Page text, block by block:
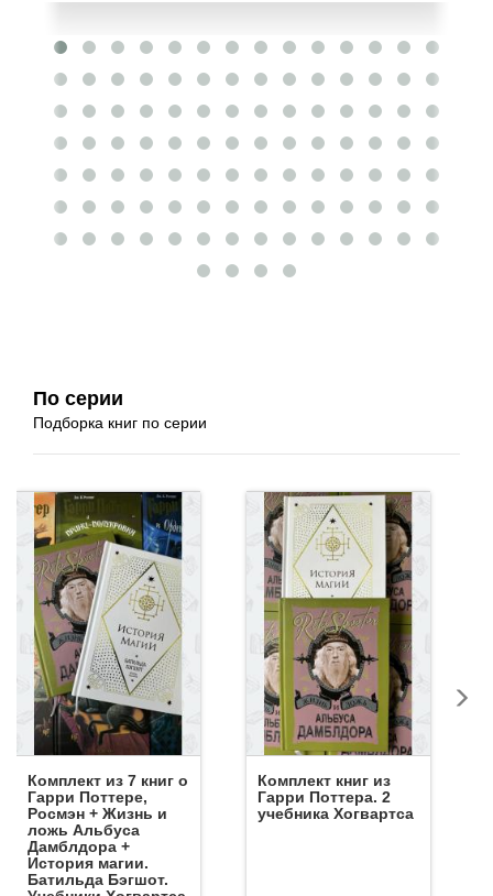
По серии
Подборка книг по серии
Комплект из 7 книг о
Гарри Поттере,
Росмэн + Жизнь и
ложь Альбуса
Дамблдора +
История магии.
Батильда Бэгшот.
Комплект книг из
Гарри Поттера. 2
учебника Хогвартса